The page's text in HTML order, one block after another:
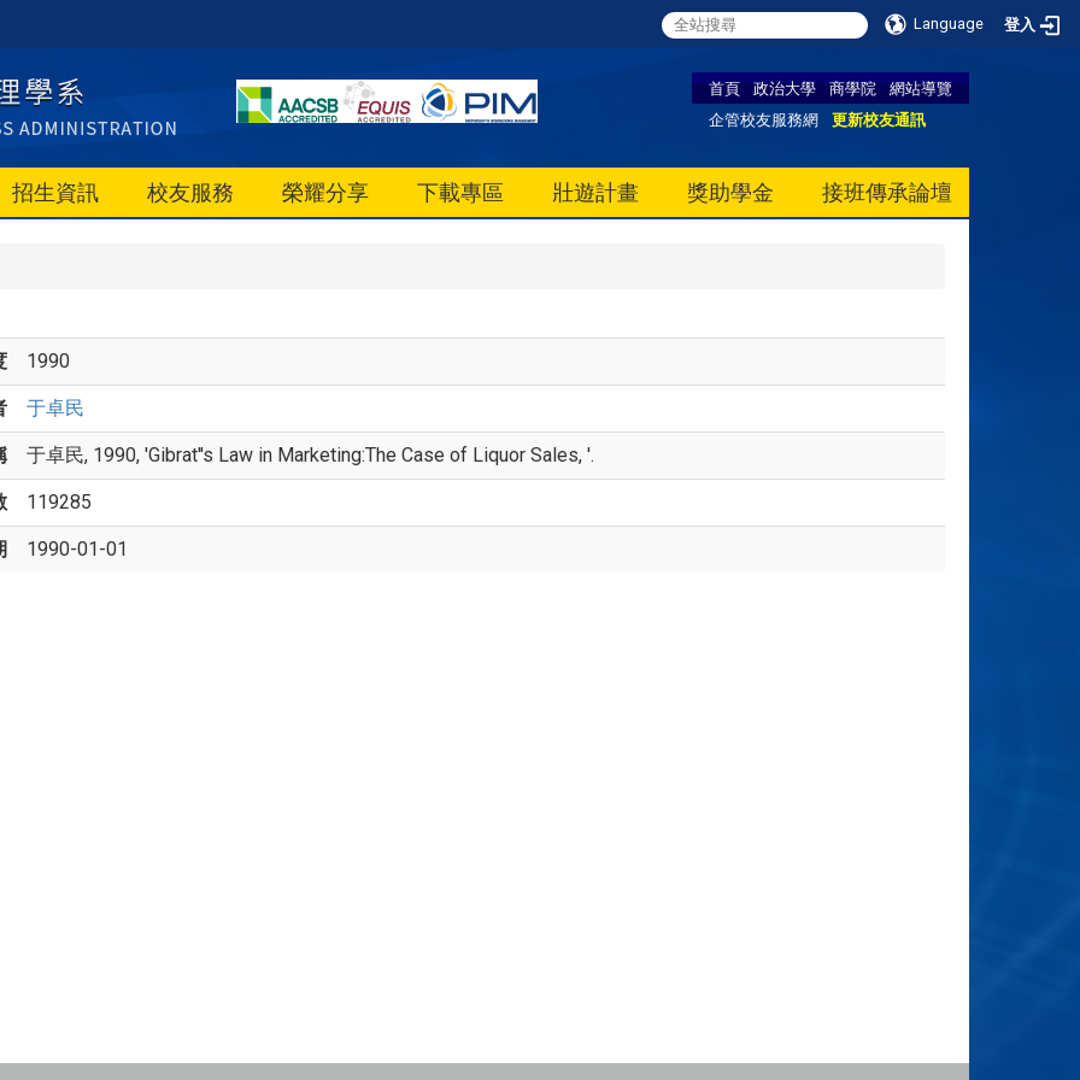
Language 登入
首頁 政治大學 商學院
網站導覽
企管校友服務網
更新校友通訊
招生資訊 校友服務 榮耀分享 下載專區 壯遊計畫 獎助學金 接班傳承論壇
1990
于卓民
于卓民, 1990, 'Gibrat''s Law in Marketing:The Case of Liquor Sales, '.
119285
1990-01-01